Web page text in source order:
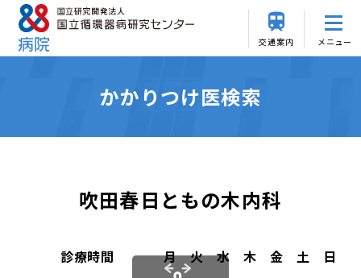
交通案内 メニュー
かかりつけ医検索
吹田春日ともの木内科
診療時間 月 火 水 木 金 土
日